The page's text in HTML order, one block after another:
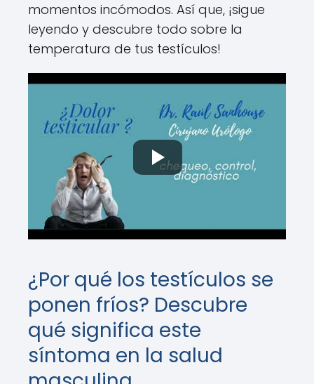
momentos incómodos. Así que, ¡sigue
leyendo y descubre todo sobre la
temperatura de tus testículos!
¿Por qué los testículos se
ponen fríos? Descubre
qué significa este
síntoma en la salud